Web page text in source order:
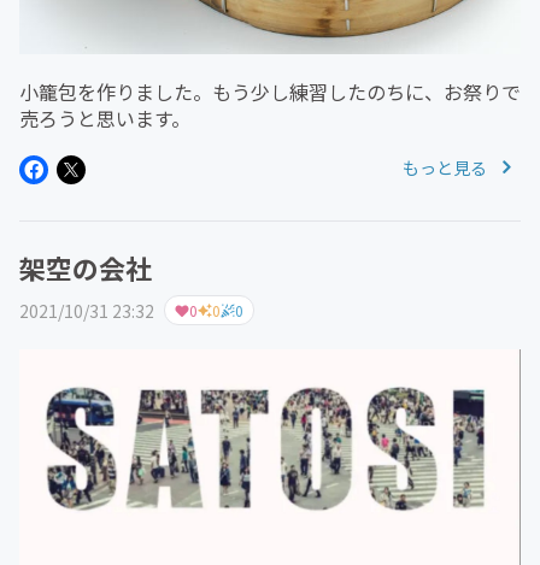
小籠包を作りました。もう少し練習したのちに、お祭りで
売ろうと思います。
もっと見る
架空の会社
2021/10/31 23:32 0 0 0